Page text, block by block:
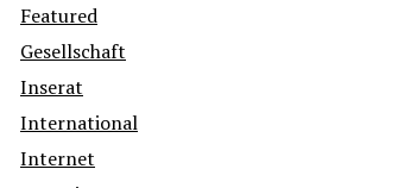
Featured
Gesellschaft
Inserat
International
Internet